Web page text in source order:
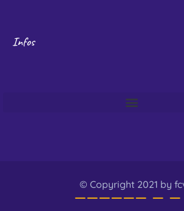
Infos
© Copyright 2021 by